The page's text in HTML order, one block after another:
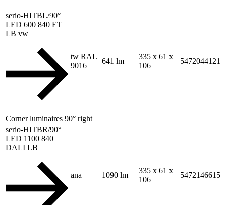
serio-HITBL/90°
LED 600 840 ET
LB vw
tw RAL
9016
641 lm
335 x 61 x
106
5472044121
Corner luminaires 90° right
serio-HITBR/90°
LED 1100 840
DALI LB
ana 1090 lm
335 x 61 x
106
5472146615